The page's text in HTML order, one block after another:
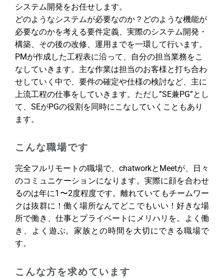
システム開発をお任せします。
どのようなシステムが必要なのか？どのような機能が
必要なのかを考える要件定義、実際のシステム開発・
構築、その後の改修、運用までを一環して行います。
PMが作成した工程表に沿って、自分の担当業務をこ
なしていきます。主な作業は担当のお客様と打ち合わ
せしていく中で、要件の確定や仕様の検討など、主に
上流工程の仕事をしていきます。ただし”SE兼PG”とし
て、SEがPGの役割を同時にこなしていくこともあり
ます。
こんな職場です
完全フルリモートの職場で、chatworkとMeetが、日々
のコミュニケーションになります。実際に顔を合わせ
るのは年に1〜2度程度です。離れていてもチームワー
クは抜群に！働く場所なんてどこでもいい！好きな場
所で働き、仕事とプライベートにメリハリを。よく働
き、よく遊ぶ。家族との時間を大切にできる職場で
す。
こんな方を求めています